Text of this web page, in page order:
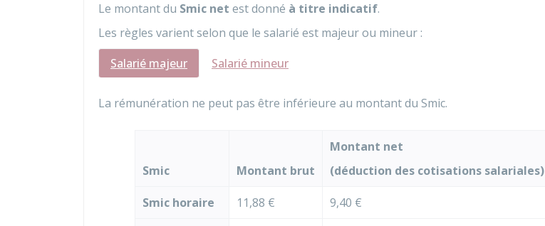
Le montant du Smic net est donné à titre indicatif.
Les règles varient selon que le salarié est majeur ou mineur :
Salarié majeur
Salarié mineur
La rémunération ne peut pas être inférieure au montant du Smic.
Smic Montant brut
Montant net
(déduction des cotisations salariales)
Smic horaire 11,88 € 9,40 €